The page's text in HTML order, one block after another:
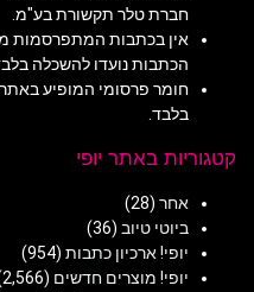
חברת טלר תקשורת בע"מ.
אין בכתבות המתפרסמות
הכתבות נועדו להשכלה
חומר פרסומי המופיע
בלבד.
קטגוריות באתר יופי
אחר (28)
ביוטי טיוב (36)
יופי! ארכיון כתבות (954)
יופי! מוצרים חדשים (2,566)